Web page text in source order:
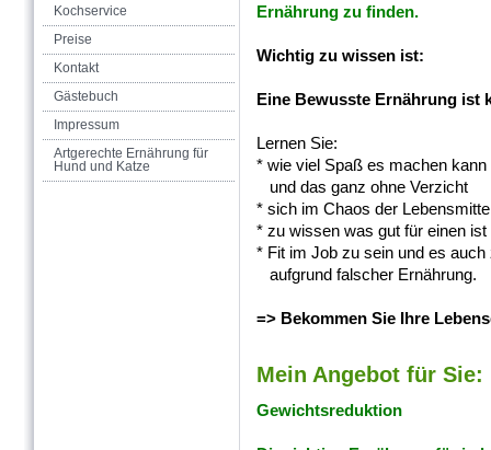
Kochservice
Preise
Kontakt
Gästebuch
Impressum
Artgerechte Ernährung für
Hund und Katze
Ernährung zu finden.
Wichtig zu wissen ist:
Eine Bewusste Ernährung ist
Lernen Sie:
* wie viel Spaß es machen
und das ganz ohne Verzicht
* sich im Chaos der
* zu wissen was gut für einen
* Fit im Job zu sein und es
aufgrund falscher Ernährung.
=> Bekommen Sie Ihre
Mein Angebot für Sie:
Gewichtsreduktion